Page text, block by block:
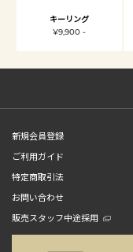
キーリング
¥9,900 -
新規会員登録
ご利用ガイド
特定商取引法
お問い合わせ
販売スタッフ中途採用